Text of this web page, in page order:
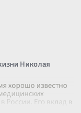
Николая
хорошо известно
России. Его вклад в